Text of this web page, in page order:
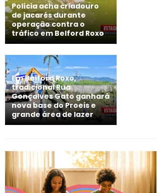
Polícia acha criadouro
de jacarés durante
operação contra o
tráfico em Belford Roxo
Em Belford Roxo,
tradicional Rua
Gonçalves Gato ganhará
nova base do Proeis e
grande área de lazer